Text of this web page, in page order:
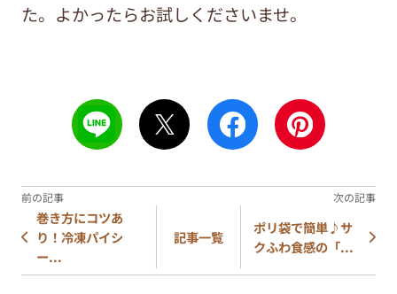
た。よかったらお試しくださいませ。
巻き方にコツあ
り！冷凍パイシ
ー...
記事一覧
ポリ袋で簡単♪サ
クふわ食感の「...